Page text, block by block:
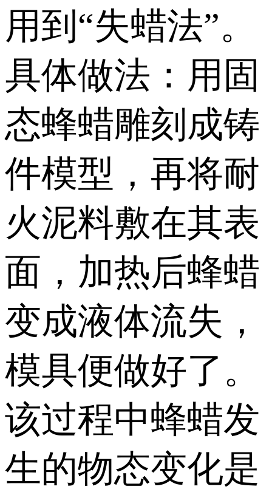
用到“失蜡法”。
具体做法：用固
态蜂蜡雕刻成铸
件模型，再将耐
火泥料敷在其表
面，加热后蜂蜡
变成液体流失，
模具便做好了。
该过程中蜂蜡发
生的物态变化是